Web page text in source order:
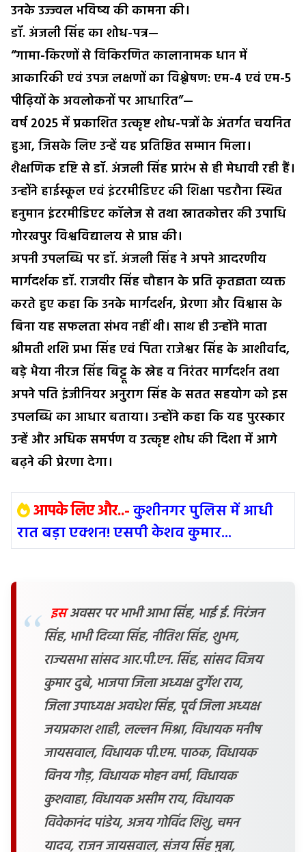
उनके उज्ज्वल भविष्य की कामना की।
डॉ. अंजली सिंह का शोध-पत्र—
“गामा-किरणों से विकिरणित कालानामक धान में
आकारिकी एवं उपज लक्षणों का विश्लेषण: एम-4 एवं एम-5
पीढ़ियों के अवलोकनों पर आधारित”—
वर्ष 2025 में प्रकाशित उत्कृष्ट शोध-पत्रों के अंतर्गत चयनित
हुआ, जिसके लिए उन्हें यह प्रतिष्ठित सम्मान मिला।
शैक्षणिक दृष्टि से डॉ. अंजली सिंह प्रारंभ से ही मेधावी रही हैं।
उन्होंने हाईस्कूल एवं इंटरमीडिएट की शिक्षा पडरौना स्थित
हनुमान इंटरमीडिएट कॉलेज से तथा स्नातकोत्तर की उपाधि
गोरखपुर विश्वविद्यालय से प्राप्त की।
अपनी उपलब्धि पर डॉ. अंजली सिंह ने अपने आदरणीय
मार्गदर्शक डॉ. राजवीर सिंह चौहान के प्रति कृतज्ञता व्यक्त
करते हुए कहा कि उनके मार्गदर्शन, प्रेरणा और विश्वास के
बिना यह सफलता संभव नहीं थी। साथ ही उन्होंने माता
श्रीमती शशि प्रभा सिंह एवं पिता राजेश्वर सिंह के आशीर्वाद,
बड़े भैया नीरज सिंह बिट्टू के स्नेह व निरंतर मार्गदर्शन तथा
अपने पति इंजीनियर अनुराग सिंह के सतत सहयोग को इस
उपलब्धि का आधार बताया। उन्होंने कहा कि यह पुरस्कार
उन्हें और अधिक समर्पण व उत्कृष्ट शोध की दिशा में आगे
बढ़ने की प्रेरणा देगा।
आपके लिए और..-कुशीनगर पुलिस में आधी
रात बड़ा एक्शन! एसपी केशव कुमार...
इसअवसर पर भाभी आभा सिंह, भाई ई. निरंजन
सिंह, भाभी दिव्या सिंह, नीतिश सिंह, शुभम,
राज्यसभा सांसद आर.पी.एन. सिंह, सांसद विजय
कुमार दुबे, भाजपा जिला अध्यक्ष दुर्गेश राय,
जिला उपाध्यक्ष अवधेश सिंह, पूर्व जिला अध्यक्ष
जयप्रकाश शाही, लल्लन मिश्रा, विधायक मनीष
जायसवाल, विधायक पी.एम. पाठक, विधायक
विनय गौड़, विधायक मोहन वर्मा, विधायक
कुशवाहा, विधायक असीम राय, विधायक
विवेकानंद पांडेय, अजय गोविंद शिशु, चमन
यादव, राजन जायसवाल, संजय सिंह मुन्ना,